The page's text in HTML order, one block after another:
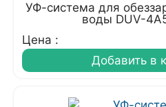
УФ-система для
воды DUV-
Цена :
Добавить в